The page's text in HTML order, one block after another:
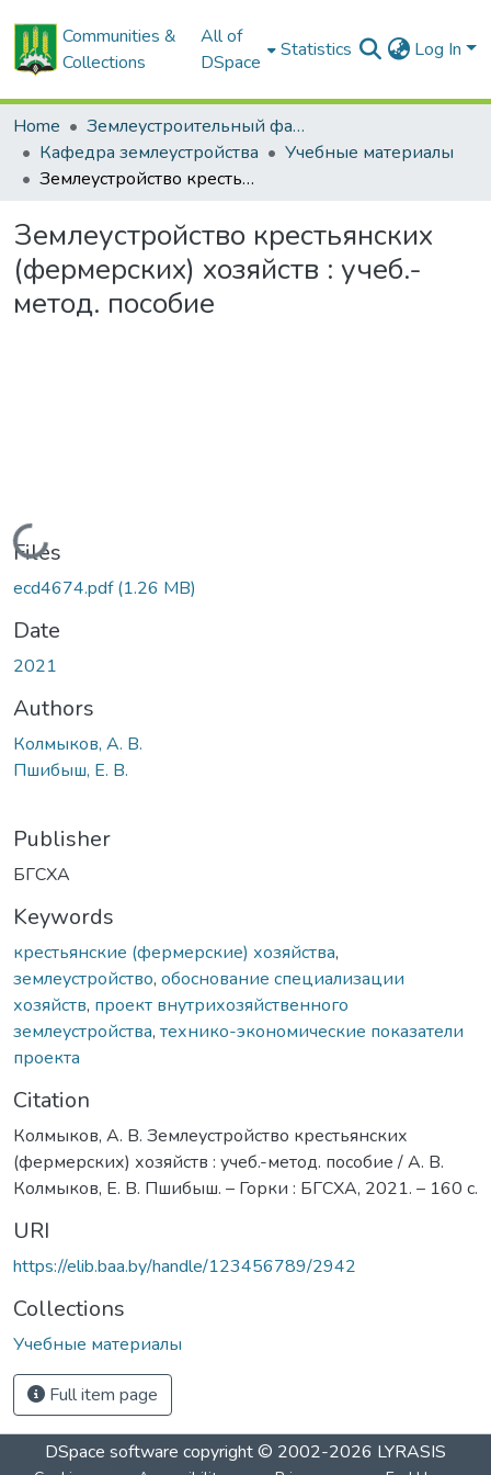
Communities &
Collections
All of
DSpace
Statistics Log In
Home
Землеустроительный факультет
Кафедра землеустройства
Учебные материалы
Землеустройство крестьянских (фермерских) хозяйств : учеб.-метод. пособие
Землеустройство крестьянских
(фермерских) хозяйств : учеб.-
метод. пособие
Loading...
Files
ecd4674.pdf(1.26 MB)
Date
2021
Authors
Колмыков, А. В.
Пшибыш, Е. В.
Publisher
БГСХА
Keywords
крестьянские (фермерские) хозяйства,
землеустройство, обоснование специализации
хозяйств, проект внутрихозяйственного
землеустройства, технико-экономические показатели
проекта
Citation
Колмыков, А. В. Землеустройство крестьянских
(фермерских) хозяйств : учеб.-метод. пособие / А. В.
Колмыков, Е. В. Пшибыш. – Горки : БГСХА, 2021. – 160 с.
URI
https://elib.baa.by/handle/123456789/2942
Collections
Учебные материалы
Full item page
DSpace software copyright © 2002-2026 LYRASIS